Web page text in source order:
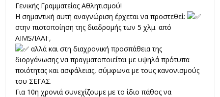
Γενικής Γραμματείας Αθλητισμού!
Η σημαντική αυτή αναγνώριση έρχεται να προστεθεί:
στην πιστοποίηση της διαδρομής των 5 χλμ. από
AIMS/IAAF,
αλλά και στη διαχρονική προσπάθεια της
διοργάνωσης να πραγματοποιείται με υψηλά πρότυπα
ποιότητας και ασφάλειας, σύμφωνα με τους κανονισμούς
του ΣΕΓΑΣ.
Για 10η χρονιά συνεχίζουμε με το ίδιο πάθος να